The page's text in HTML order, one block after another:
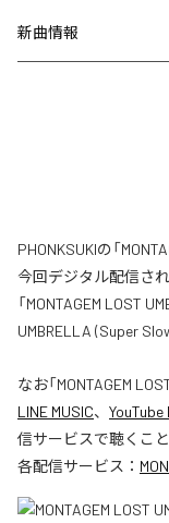
新曲情報
PHONKSUKIの「
今回デジタル配信され
「MONTAGEM LOST
UMBRELLA (Super
なお「MONTAGEM
LINE MUSIC、 YouTube
信サービスで聴くこと
各配信サービス：